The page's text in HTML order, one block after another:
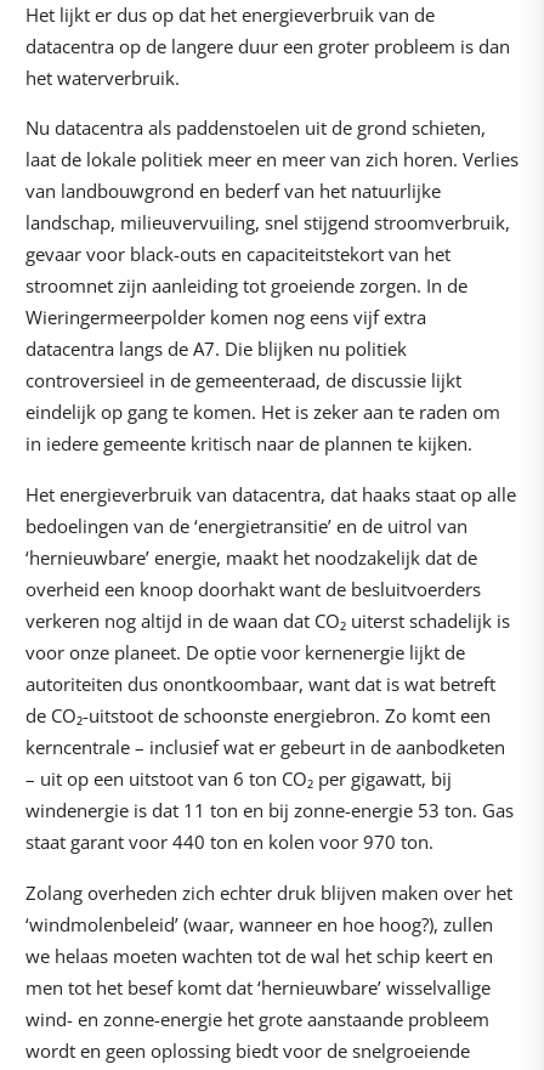
Het lijkt er dus op dat het energieverbruik van de
datacentra op de langere duur een groter probleem is dan
het waterverbruik.
Nu datacentra als paddenstoelen uit de grond schieten,
laat de lokale politiek meer en meer van zich horen. Verlies
van landbouwgrond en bederf van het natuurlijke
landschap, milieuvervuiling, snel stijgend stroomverbruik,
gevaar voor black-outs en capaciteitstekort van het
stroomnet zijn aanleiding tot groeiende zorgen. In de
Wieringermeerpolder komen nog eens vijf extra
datacentra langs de A7. Die blijken nu politiek
controversieel in de gemeenteraad, de discussie lijkt
eindelijk op gang te komen. Het is zeker aan te raden om
in iedere gemeente kritisch naar de plannen te kijken.
Het energieverbruik van datacentra, dat haaks staat op alle
bedoelingen van de ‘energietransitie’ en de uitrol van
‘hernieuwbare’ energie, maakt het noodzakelijk dat de
overheid een knoop doorhakt want de besluitvoerders
verkeren nog altijd in de waan dat CO₂ uiterst schadelijk is
voor onze planeet. De optie voor kernenergie lijkt de
autoriteiten dus onontkoombaar, want dat is wat betreft
de CO₂-uitstoot de schoonste energiebron. Zo komt een
kerncentrale – inclusief wat er gebeurt in de aanbodketen
– uit op een uitstoot van 6 ton CO₂ per gigawatt, bij
windenergie is dat 11 ton en bij zonne-energie 53 ton. Gas
staat garant voor 440 ton en kolen voor 970 ton.
Zolang overheden zich echter druk blijven maken over het
‘windmolenbeleid’ (waar, wanneer en hoe hoog?), zullen
we helaas moeten wachten tot de wal het schip keert en
men tot het besef komt dat ‘hernieuwbare’ wisselvallige
wind- en zonne-energie het grote aanstaande probleem
wordt en geen oplossing biedt voor de snelgroeiende